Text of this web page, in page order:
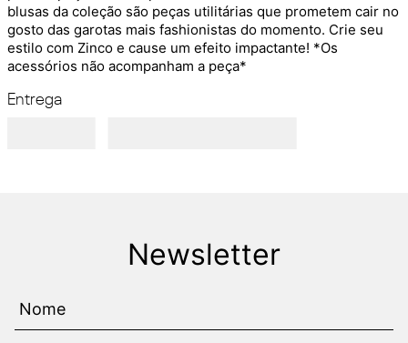
blusas da coleção são peças utilitárias que prometem cair no
gosto das garotas mais fashionistas do momento. Crie seu
estilo com Zinco e cause um efeito impactante! *Os
acessórios não acompanham a peça*
Entrega
Newsletter